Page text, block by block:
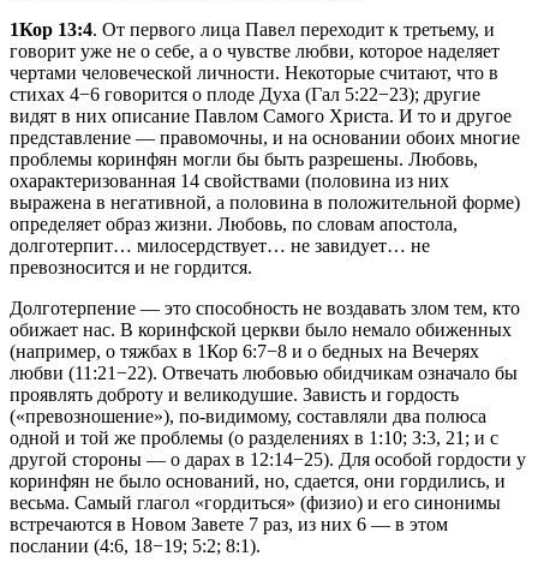
1Кор 13:4. От первого лица Павел переходит к третьему, и
говорит уже не о себе, а о чувстве любви, которое наделяет
чертами человеческой личности. Некоторые считают, что в
стихах 4−6 говорится о плоде Духа (Гал 5:22−23); другие
видят в них описание Павлом Самого Христа. И то и другое
представление — правомочны, и на основании обоих многие
проблемы коринфян могли бы быть разрешены. Любовь,
охарактеризованная 14 свойствами (половина из них
выражена в негативной, а половина в положительной форме)
определяет образ жизни. Любовь, по словам апостола,
долготерпит… милосердствует… не завидует… не
превозносится и не гордится.
Долготерпение — это способность не воздавать злом тем, кто
обижает нас. В коринфской церкви было немало обиженных
(например, о тяжбах в 1Кор 6:7−8 и о бедных на Вечерях
любви (11:21−22). Отвечать любовью обидчикам означало бы
проявлять доброту и великодушие. Зависть и гордость
(«превозношение»), по-видимому, составляли два полюса
одной и той же проблемы (о разделениях в 1:10; 3:3, 21; и с
другой стороны — о дарах в 12:14−25). Для особой гордости у
коринфян не было оснований, но, сдается, они гордились, и
весьма. Самый глагол «гордиться» (физио) и его синонимы
встречаются в Новом Завете 7 раз, из них 6 — в этом
послании (4:6, 18−19; 5:2; 8:1).